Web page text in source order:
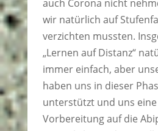
auch Corona nicht
wir natürlich auf
verzichten mussten.
„Lernen auf Distanz“
immer einfach, aber
haben uns in dieser
unterstützt und uns
Vorbereitung auf die